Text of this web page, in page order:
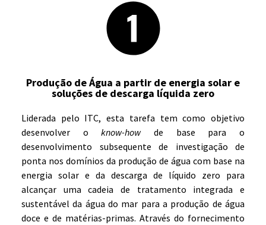
Produção de Água a partir de energia solar e
soluções de descarga líquida zero
Liderada pelo ITC, esta tarefa tem como objetivo
desenvolver oknow-howde base para o
desenvolvimento subsequente de investigação de
ponta nos domínios da produção de água com base na
energia solar e da descarga de líquido zero para
alcançar uma cadeia de tratamento integrada e
sustentável da água do mar para a produção de água
doce e de matérias-primas. Através do fornecimento